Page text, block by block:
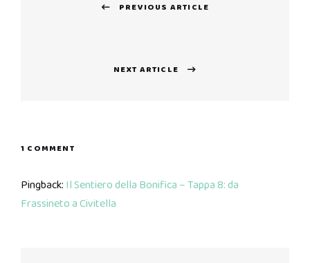
PREVIOUS ARTICLE
NEXT ARTICLE
1 COMMENT
Pingback: Il Sentiero della Bonifica – Tappa 8: da
Frassineto a Civitella